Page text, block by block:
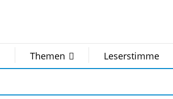
Themen Leserstimme